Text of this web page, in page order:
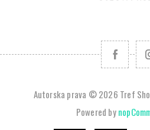
Autorska prava © 2026 Tref
Powered by